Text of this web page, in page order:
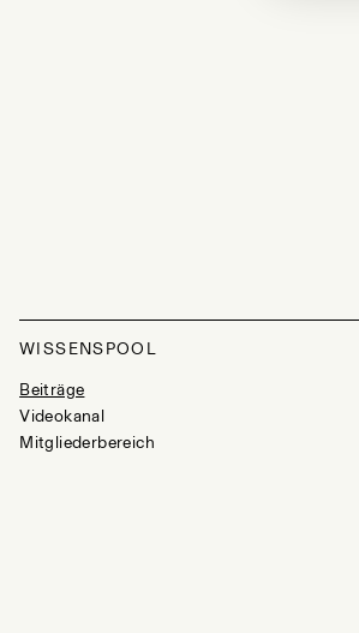
WISSENSPOOL
Beiträge
Videokanal
Mitgliederbereich